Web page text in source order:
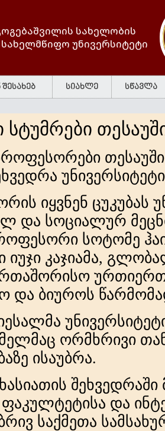
სახელობის
უნივერსიტეტი
შესახებ სიახლე სწავლა
იყვნენ ცუკუბას
და სოციალურ
სოტომე
კაჯიამა,
და ბიუროს
ორმხრივი
ისაუბრა.
ფაკულტეტისა და
საქმეთა